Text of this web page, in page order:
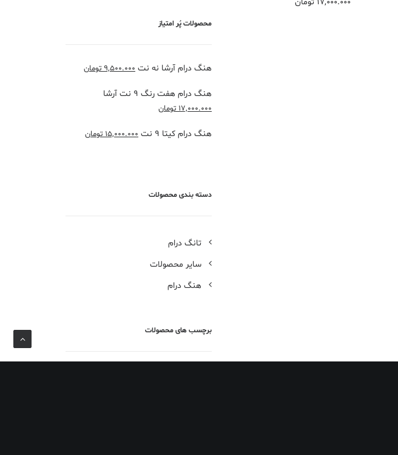
محصولات پُر امتیاز
هنگ درام آرشا نه نت 9,500.000 تومان
هنگ درام هفت رنگ 9 نت آرشا
17,000.000 تومان
هنگ درام کیتا 9 نت 15,000.000 تومان
دسته بندی محصولات
تانگ درام
سایر محصولات
هنگ درام
برچسب های محصولات